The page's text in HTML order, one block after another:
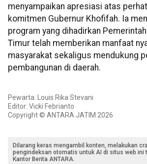
menyampaikan apresiasi atas
komitmen Gubernur Khofifah. Ia
program yang dihadirkan
Timur telah memberikan manfaat
masyarakat sekaligus mendukung
pembangunan di daerah.
Pewarta: Louis Rika Stevani
Editor: Vicki Febrianto
Copyright © ANTARA JATIM 2026
Dilarang keras mengambil konten, melakukan
pengindeksan otomatis untuk AI di situs web ini
Kantor Berita ANTARA.